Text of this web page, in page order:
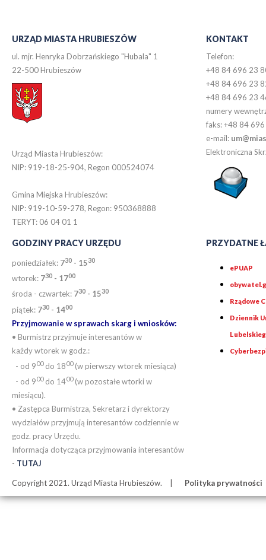
URZĄD MIASTA HRUBIESZÓW
ul. mjr. Henryka Dobrzańskiego "Hubala" 1
22-500 Hrubieszów
Urząd Miasta Hrubieszów:
NIP: 919-18-25-904, Regon 000524074
Gmina Miejska Hrubieszów:
NIP: 919-10-59-278, Regon: 950368888
TERYT: 06 04 01 1
KONTAKT
Telefon:
+48 84 696 23
+48 84 696 23
+48 84 696 23
numery
faks: +48 84
e-mail:
Elektroniczna
GODZINY PRACY URZĘDU
poniedziałek: 730 - 1530
wtorek: 730 - 1700
środa - czwartek: 730 - 1530
piątek: 730 - 1400
Przyjmowanie w sprawach skarg i wniosków:
• Burmistrz przyjmuje interesantów w
każdy wtorek w godz.:
- od 900do 1800(w pierwszy wtorek miesiąca)
- od 900do 1400(w pozostałe wtorki w
miesiącu).
• Zastępca Burmistrza, Sekretarz i dyrektorzy
wydziałów przyjmują interesantów codziennie w
godz. pracy Urzędu.
Informacja dotycząca przyjmowania interesantów
- TUTAJ
PRZYDATNE
ePUAP
Rządowe
Dziennik
Copyright 2021. Urząd Miasta Hrubieszów. Polityka prywatności